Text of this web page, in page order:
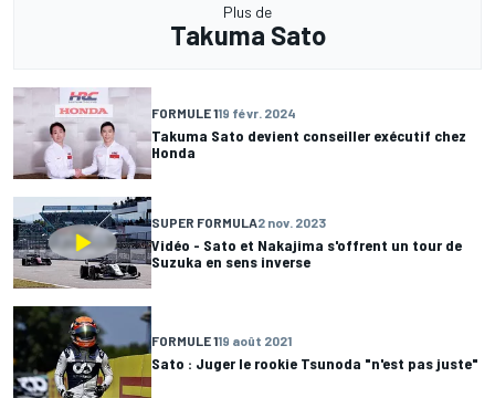
Plus de
Takuma Sato
FORMULE 119 févr. 2024
Takuma Sato devient conseiller exécutif chez
Honda
SUPER FORMULA2 nov. 2023
Vidéo - Sato et Nakajima s'offrent un tour de
Suzuka en sens inverse
FORMULE 119 août 2021
Sato : Juger le rookie Tsunoda "n'est pas juste"